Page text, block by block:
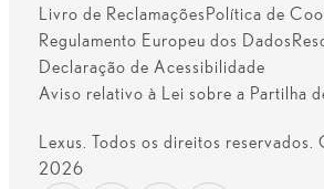
Livro de ReclamaçõesPolítica de
Regulamento Europeu dos Dados
Declaração de Acessibilidade
Aviso relativo à Lei sobre a Partilha
Lexus. Todos os direitos
2026